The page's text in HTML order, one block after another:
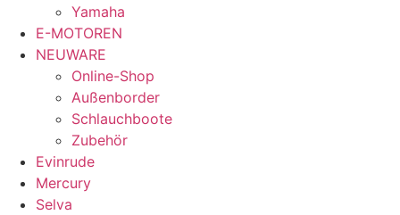
Yamaha
E-MOTOREN
NEUWARE
Online-Shop
Außenborder
Schlauchboote
Zubehör
Evinrude
Mercury
Selva